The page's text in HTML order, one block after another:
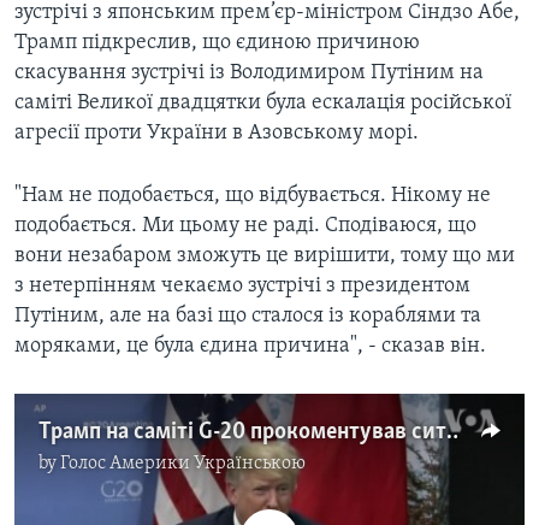
зустрічі з японським прем’єр-міністром Сіндзо Абе,
Трамп підкреслив, що єдиною причиною
скасування зустрічі із Володимиром Путіним на
саміті Великої двадцятки була ескалація російської
агресії проти України в Азовському морі.
"Нам не подобається, що відбувається. Нікому не
подобається. Ми цьому не раді. Сподіваюся, що
вони незабаром зможуть це вирішити, тому що ми
з нетерпінням чекаємо зустрічі з президентом
Путіним, але на базі що сталося із кораблями та
моряками, це була єдина причина", - сказав він.
Трамп на саміті G-20 прокоментував ситуацію в Азовському морі. Відео
byГолос Америки Українською